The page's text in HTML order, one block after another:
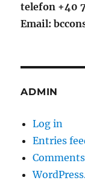
telefon +40
Email:
ADMIN
Log in
Entries